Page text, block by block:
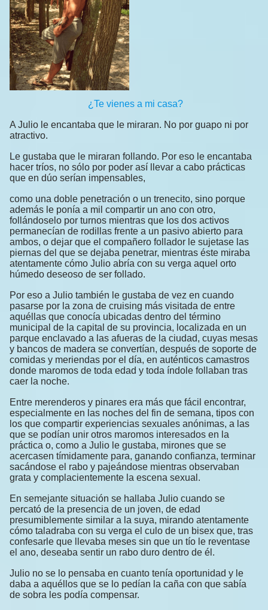
¿Te vienes a mi casa?
A Julio le encantaba que le miraran. No por guapo ni por
atractivo.
Le gustaba que le miraran follando. Por eso le encantaba
hacer tríos, no sólo por poder así llevar a cabo prácticas
que en dúo serían impensables,
como una doble penetración o un trenecito, sino porque
además le ponía a mil compartir un ano con otro,
follándoselo por turnos mientras que los dos activos
permanecían de rodillas frente a un pasivo abierto para
ambos, o dejar que el compañero follador le sujetase las
piernas del que se dejaba penetrar, mientras éste miraba
atentamente cómo Julio abría con su verga aquel orto
húmedo deseoso de ser follado.
Por eso a Julio también le gustaba de vez en cuando
pasarse por la zona de cruising más visitada de entre
aquéllas que conocía ubicadas dentro del término
municipal de la capital de su provincia, localizada en un
parque enclavado a las afueras de la ciudad, cuyas mesas
y bancos de madera se convertían, después de soporte de
comidas y meriendas por el día, en auténticos camastros
donde maromos de toda edad y toda índole follaban tras
caer la noche.
Entre merenderos y pinares era más que fácil encontrar,
especialmente en las noches del fin de semana, tipos con
los que compartir experiencias sexuales anónimas, a las
que se podían unir otros maromos interesados en la
práctica o, como a Julio le gustaba, mirones que se
acercasen tímidamente para, ganando confianza, terminar
sacándose el rabo y pajeándose mientras observaban
grata y complacientemente la escena sexual.
En semejante situación se hallaba Julio cuando se
percató de la presencia de un joven, de edad
presumiblemente similar a la suya, mirando atentamente
cómo taladraba con su verga el culo de un bisex que, tras
confesarle que llevaba meses sin que un tío le reventase
el ano, deseaba sentir un rabo duro dentro de él.
Julio no se lo pensaba en cuanto tenía oportunidad y le
daba a aquéllos que se lo pedían la caña con que sabía
de sobra les podía compensar.